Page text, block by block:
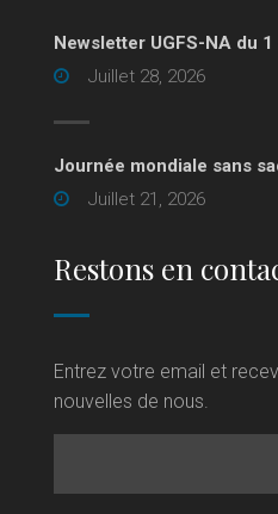
Newsletter UGFS-NA du 1
Juillet 28, 2026
Journée mondiale sans
Juillet 21, 2026
Restons en
Entrez votre email et
nouvelles de nous.